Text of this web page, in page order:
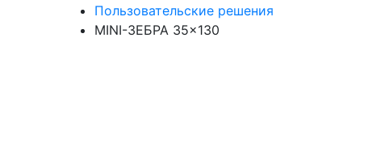
Пользовательские решения
MINI-ЗЕБРА 35×130